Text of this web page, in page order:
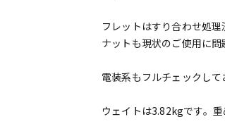
フレットはすり合わせ処
ナットも現状のご使用に
電装系もフルチェックして
ウェイトは3.82kgです。